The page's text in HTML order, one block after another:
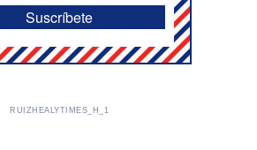
RUIZHEALYTIMES_H_1